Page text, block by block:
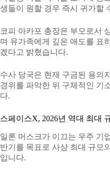
생들이 원할 경우 즉시 귀가할
코피 아카포 총장은 부모로서
며 유가족에게 깊은 애도를 표
겠다고 밝혔습니다.
수사 당국은 현재 구금된 용의
경위를 파악한 뒤 구체적인 기
다.
스페이스X, 2026년 역대 최대
일론 머스크가 이끄는 우주 기
반기를 목표로 사상 최대 규모
입니다.